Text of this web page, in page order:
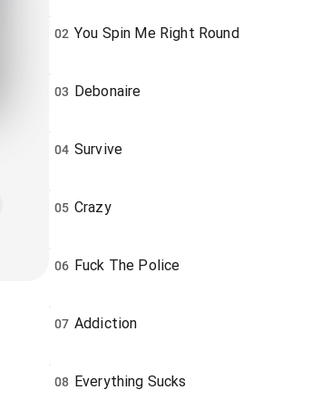
02 You Spin Me Right Round
03 Debonaire
04 Survive
05 Crazy
06 Fuck The Police
07 Addiction
08 Everything Sucks